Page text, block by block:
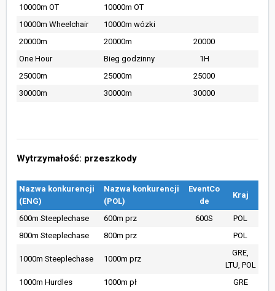
10000m OT
10000m OT
10000m Wheelchair
10000m wózki
20000m
20000m
20000
One Hour
Bieg godzinny
1H
25000m
25000m
25000
30000m
30000m 30000
Wytrzymałość: przeszkody
Nazwa konkurencji
(ENG)
Nazwa konkurencji
(POL)
EventCo
de
Kraj
600m Steeplechase 600m prz 600S
POL
800m Steeplechase
800m prz POL
1000m Steeplechase 1000m prz
GRE,
LTU, POL
1000m Hurdles
1000m pł GRE